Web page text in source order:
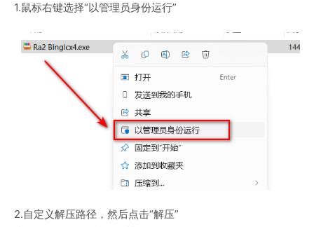
1.鼠标右键选择“以管理员身份运行”
2.自定义解压路径，然后点击“解压”